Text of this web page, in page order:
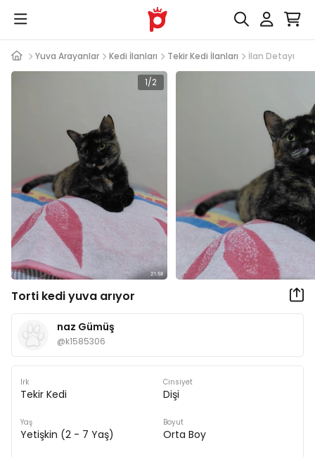
Yuva Arayanlar Kedi İlanları Tekir Kedi İlanları İlan Detayı
1/2
Torti kedi yuva arıyor
naz Gümüş
@k1585306
Irk
Tekir Kedi
Cinsiyet
Dişi
Yaş
Yetişkin (2 - 7 Yaş)
Boyut
Orta Boy